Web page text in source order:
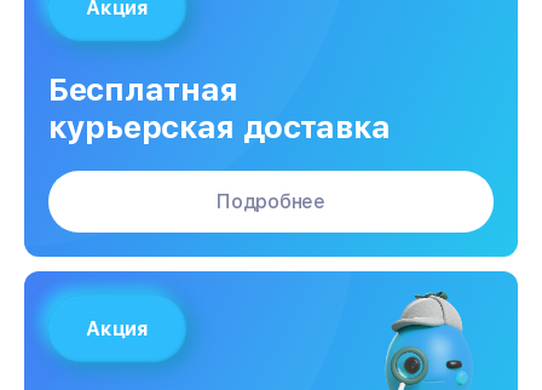
Акция
Бесплатная
курьерская доставка
Подробнее
Акция